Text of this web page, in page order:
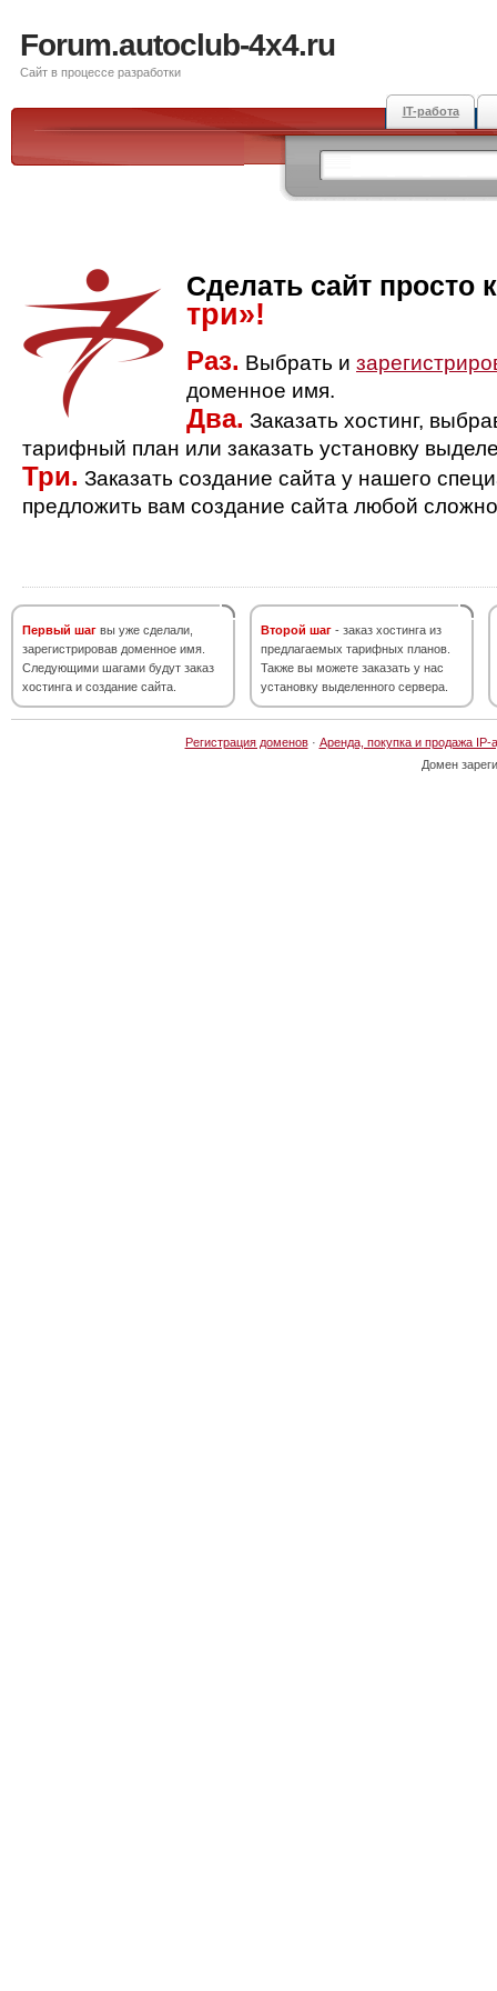
Forum.autoclub-4x4.ru
Сайт в процессе разработки
IT-работа
Сделать сайт просто
три»!
Раз. Выбрать и
доменное имя.
Два. Заказать хостинг,
тарифный план или заказать установку
Три. Заказать создание сайта у нашего
предложить вам создание сайта любой
Первый шаг вы уже сделали,
зарегистрировав доменное имя.
Следующими шагами будут заказ
хостинга и создание сайта.
Второй шаг - заказ хостинга из
предлагаемых тарифных планов.
Также вы можете заказать у нас
установку выделенного сервера.
Регистрация доменов· Аренда, покупка и продажа IP-
Домен